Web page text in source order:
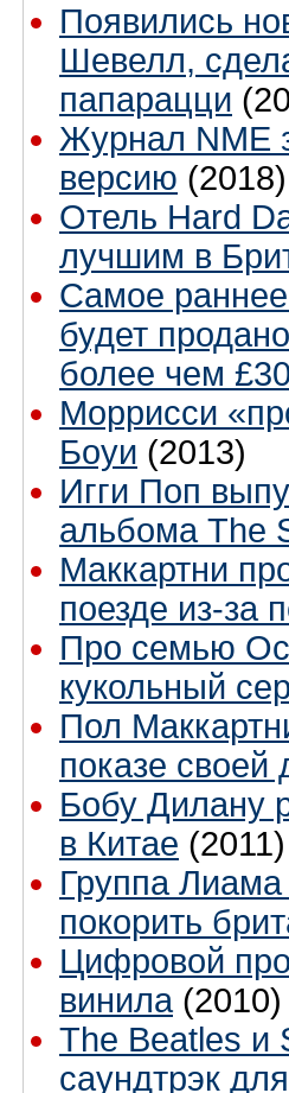
Появились
Шевелл,
папарацци
Журнал NME
версию (2018)
Отель Hard
лучшим в
Самое
будет
более чем
Моррисси
Боуи (2013)
Игги Поп
альбома The
Маккартни
поезде из-за
Про семью
кукольный
Пол
показе своей
Бобу Дилану
в Китае (2011)
Группа
покорить
Цифровой
винила (2010)
The Beatles и
саундтрэк